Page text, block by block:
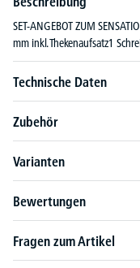
SET-ANGEBOT ZUM
mm inkl. Thekenaufsatz1
Technische Daten
Zubehör
Varianten
Bewertungen
Fragen zum Artikel